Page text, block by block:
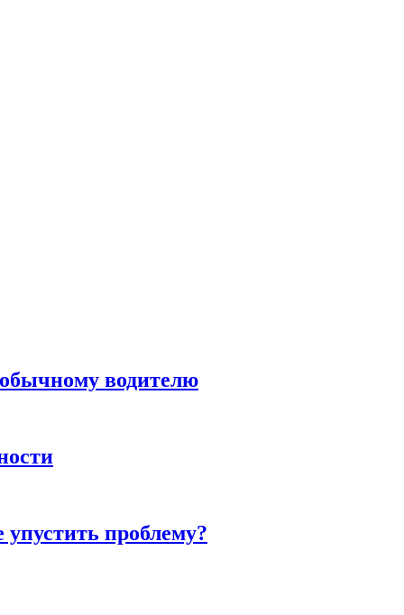
водителю
проблему?